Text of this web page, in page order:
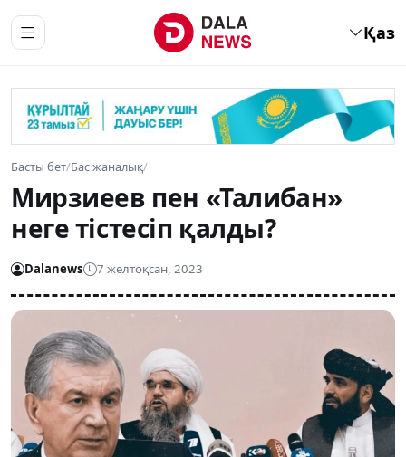
Қаз
Басты бет/Бас жаналық/
Мирзиеев пен «Талибан»
неге тістесіп қалды?
Dalanews 7 желтоқсан, 2023